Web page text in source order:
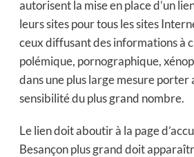
autorisent la mise en place d’un
leurs sites pour tous les sites
ceux diffusant des informations à
polémique, pornographique,
dans une plus large mesure porter
sensibilité du plus grand nombre.
Le lien doit aboutir à la page
Besançon plus grand doit